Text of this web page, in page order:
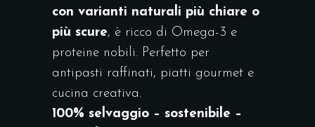
con varianti naturali più chiare o
più scure, è ricco di Omega-3 e
proteine nobili. Perfetto per
antipasti raffinati, piatti gourmet e
cucina creativa.
100% selvaggio – sostenibile –